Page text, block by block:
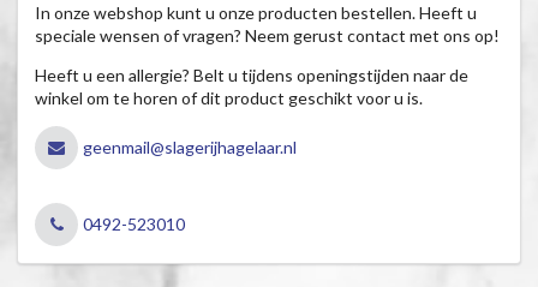
In onze webshop kunt u onze producten bestellen. Heeft u
speciale wensen of vragen? Neem gerust contact met ons op!
Heeft u een allergie? Belt u tijdens openingstijden naar de
winkel om te horen of dit product geschikt voor u is.
geenmail@slagerijhagelaar.nl
0492-523010